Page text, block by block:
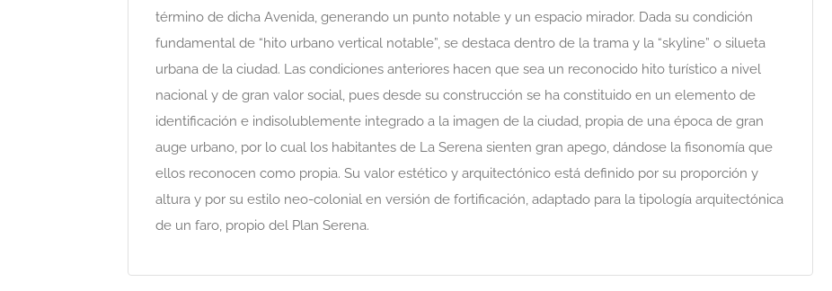
término de dicha Avenida, generando un punto notable y un espacio mirador. Dada su condición
fundamental de “hito urbano vertical notable”, se destaca dentro de la trama y la “skyline” o silueta
urbana de la ciudad. Las condiciones anteriores hacen que sea un reconocido hito turístico a nivel
nacional y de gran valor social, pues desde su construcción se ha constituido en un elemento de
identificación e indisolublemente integrado a la imagen de la ciudad, propia de una época de gran
auge urbano, por lo cual los habitantes de La Serena sienten gran apego, dándose la fisonomía que
ellos reconocen como propia. Su valor estético y arquitectónico está definido por su proporción y
altura y por su estilo neo-colonial en versión de fortificación, adaptado para la tipología arquitectónica
de un faro, propio del Plan Serena.